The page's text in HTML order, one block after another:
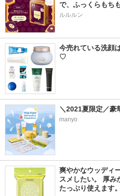
で、ふっくらもち
ルルルン
今売れている洗顔
♡
＼2021夏限定／豪
manyo
爽やかなウッディ
スメしたい。 厚み
たっぷり使えます